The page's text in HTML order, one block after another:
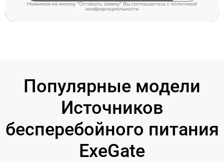
Нажимая на кнопку "Оставить заявку" Вы соглашаетесь cполитикой
конфиденциальности
Популярные модели
Источников
бесперебойного питания
ExeGate